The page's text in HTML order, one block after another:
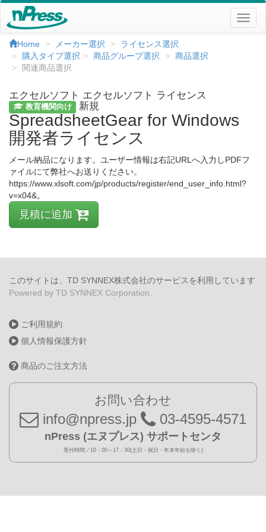
Home メーカー選択
ライセンス選択
購入タイプ選択
商品グループ選択
商品選択
関連商品選択
エクセルソフト エクセルソフト ライセンス
教育機関向け 新規
SpreadsheetGear for Windows
開発者ライセンス
メール納品になります。ユーザー情報は右記URLへ入力しPDFフ
ァイルにて弊社へお送りください。
https://www.xlsoft.com/jp/products/register/end_user_info.html?
v=x04&。
見積に追加
このサイトは、TD SYNNEX株式会社のサービスを利用しています
Powered by TD SYNNEX Corporation.
ご利用規約
個人情報保護方針
商品のご注文方法
お問い合わせ
info@npress.jp 03-4595-4571
nPress (エヌプレス) サポートセンタ
受付時間／10：00～17：30(土日・祝日・年末年始を除く)